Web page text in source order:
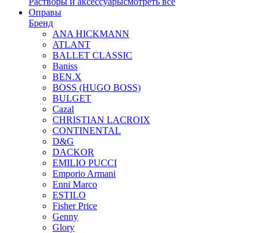
Оправы
Бренд
ANA HICKMANN
ATLANT
BALLET CLASSIC
Baniss
BEN.X
BOSS (HUGO BOSS)
BULGET
Cazal
CHRISTIAN LACROIX
CONTINENTAL
D&G
DACKOR
EMILIO PUCCI
Emporio Armani
Enni Marco
ESTILO
Fisher Price
Genny
Glory